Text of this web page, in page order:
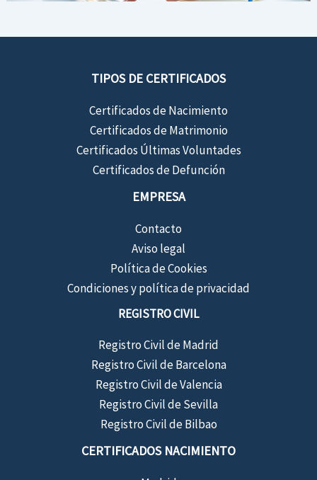
TIPOS DE CERTIFICADOS
Certificados de Nacimiento
Certificados de Matrimonio
Certificados Últimas Voluntades
Certificados de Defunción
EMPRESA
Contacto
Aviso legal
Política de Cookies
Condiciones y política de privacidad
REGISTRO CIVIL
Registro Civil de Madrid
Registro Civil de Barcelona
Registro Civil de Valencia
Registro Civil de Sevilla
Registro Civil de Bilbao
CERTIFICADOS NACIMIENTO